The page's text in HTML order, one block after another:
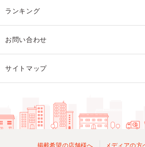
ランキング
お問い合わせ
サイトマップ